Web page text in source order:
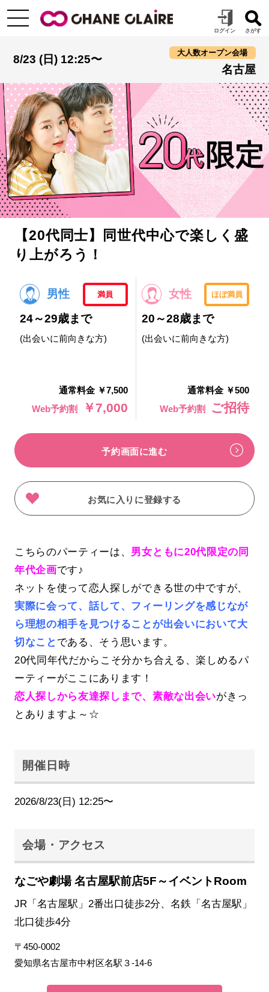
8/23 (日) 12:25〜
大人数オープン会場
名古屋
【20代同士】同世代中心で楽しく盛
り上がろう！
男性 満員
24～29歳まで
(出会いに前向きな方)
通常料金 ￥7,500
Web予約割
￥7,000
女性 ほぼ満員
20～28歳まで
(出会いに前向きな方)
通常料金 ￥500
Web予約割
ご招待
予約画面に進む
お気に入りに登録する
こちらのパーティーは、 男女ともに20代限定の同
年代企画です♪
ネットを使って恋人探しができる世の中ですが、
実際に会って、話して、フィーリングを感じなが
ら理想の相手を見つけることが出会いにおいて大
切なこと である、そう思います。
20代同年代だからこそ分かち合える、楽しめるパ
ーティーがここにあります！
恋人探しから友達探しまで、素敵な出会いがきっ
とありますよ～☆
開催日時
2026/8/23(日) 12:25〜
会場・アクセス
なごや劇場 名古屋駅前店5F～イベントRoom
JR「名古屋駅」2番出口徒歩2分、名鉄「名古屋駅」
北口徒歩4分
〒450-0002
愛知県名古屋市中村区名駅３-14-6